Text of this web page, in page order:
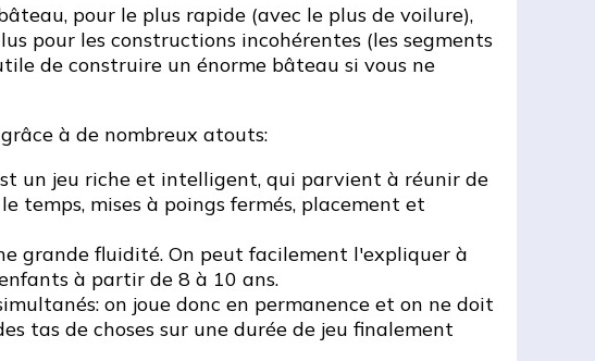
pour le plus rapide (avec le plus de voilure),
pour les constructions incohérentes (les segments
de construire un énorme bâteau si vous ne
à de nombreux atouts:
un jeu riche et intelligent, qui parvient à réunir de
temps, mises à poings fermés, placement et
grande fluidité. On peut facilement l'expliquer à
à partir de 8 à 10 ans.
on joue donc en permanence et on ne doit
tas de choses sur une durée de jeu finalement